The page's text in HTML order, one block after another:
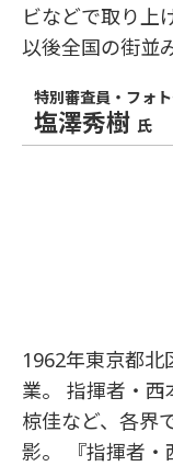
ビなどで取り上
以後全国の街並
特別審査員・フォ
塩澤秀樹 氏
1962年東京都
業。 指揮者・
椋佳など、各界
影。 『指揮者・